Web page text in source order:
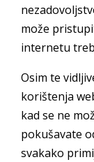
može
internetu
Osim te
korištenja
kad se ne
pokušavate
svakako